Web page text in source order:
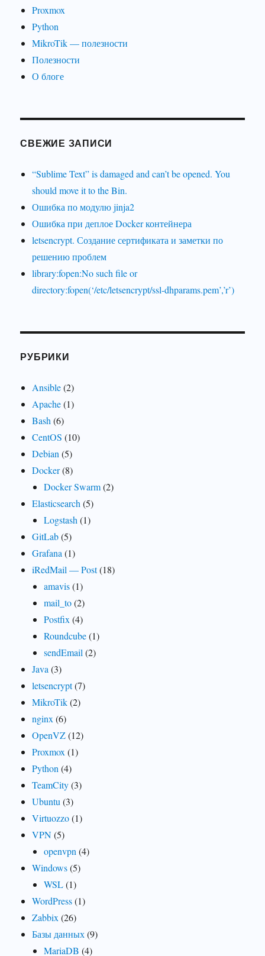
Proxmox
Python
MikroTik — полезности
Полезности
О блоге
СВЕЖИЕ ЗАПИСИ
“Sublime Text” is damaged and can’t be opened. You
should move it to the Bin.
Ошибка по модулю jinja2
Ошибка при деплое Docker контейнера
letsencrypt. Создание сертификата и заметки по
решению проблем
library:fopen:No such file or
directory:fopen(‘/etc/letsencrypt/ssl-dhparams.pem’,’r’)
РУБРИКИ
Ansible(2)
Apache(1)
Bash (6)
CentOS (10)
Debian (5)
Docker(8)
Docker Swarm(2)
Elasticsearch (5)
Logstash (1)
GitLab(5)
Grafana (1)
iRedMail — Post(18)
amavis(1)
mail_to(2)
Postfix (4)
Roundcube(1)
sendEmail (2)
Java (3)
letsencrypt(7)
MikroTik(2)
nginx (6)
OpenVZ(12)
Proxmox (1)
Python (4)
TeamCity(3)
Ubuntu (3)
Virtuozzo(1)
VPN(5)
openvpn (4)
Windows(5)
WSL(1)
WordPress(1)
Zabbix (26)
Базы данных(9)
MariaDB (4)